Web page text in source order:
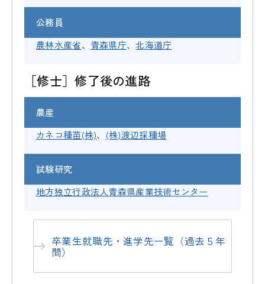
公務員
農林水産省、 青森県庁、北海道庁
［修士］修了後の進路
農産
カネコ種苗(株)、 (株)渡辺採種場
試験研究
地方独立行政法人青森県産業技術センター
卒業生就職先・進学先一覧（過去５年
間）